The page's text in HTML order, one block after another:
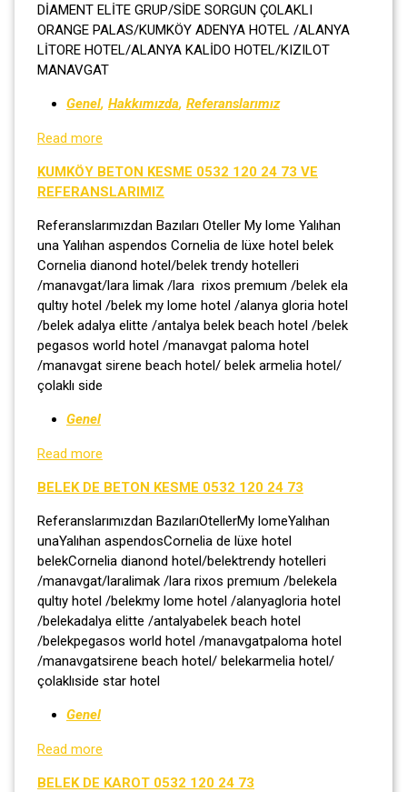
DİAMENT ELİTE GRUP/SİDE SORGUN ÇOLAKLI
ORANGE PALAS/KUMKÖY ADENYA HOTEL /ALANYA
LİTORE HOTEL/ALANYA KALİDO HOTEL/KIZILOT
MANAVGAT
Genel, Hakkımızda, Referanslarımız
Read more
KUMKÖY BETON KESME 0532 120 24 73 VE
REFERANSLARIMIZ
Referanslarımızdan Bazıları Oteller My lome Yalıhan
una Yalıhan aspendos Cornelia de lüxe hotel belek
Cornelia dianond hotel/belek trendy hotelleri
/manavgat/lara limak /lara rixos premıum /belek ela
qultıy hotel /belek my lome hotel /alanya gloria hotel
/belek adalya elitte /antalya belek beach hotel /belek
pegasos world hotel /manavgat paloma hotel
/manavgat sirene beach hotel/ belek armelia hotel/
çolaklı side
Genel
Read more
BELEK DE BETON KESME 0532 120 24 73
Referanslarımızdan BazılarıOtellerMy lomeYalıhan
unaYalıhan aspendosCornelia de lüxe hotel
belekCornelia dianond hotel/belektrendy hotelleri
/manavgat/laralimak /lara rixos premıum /belekela
qultıy hotel /belekmy lome hotel /alanyagloria hotel
/belekadalya elitte /antalyabelek beach hotel
/belekpegasos world hotel /manavgatpaloma hotel
/manavgatsirene beach hotel/ belekarmelia hotel/
çolaklıside star hotel
Genel
Read more
BELEK DE KAROT 0532 120 24 73